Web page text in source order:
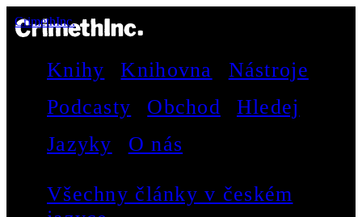
CrimethInc.
Knihy Knihovna
Nástroje
Podcasty
Obchod
Hledej
Jazyky
O nás
Všechny články v českém